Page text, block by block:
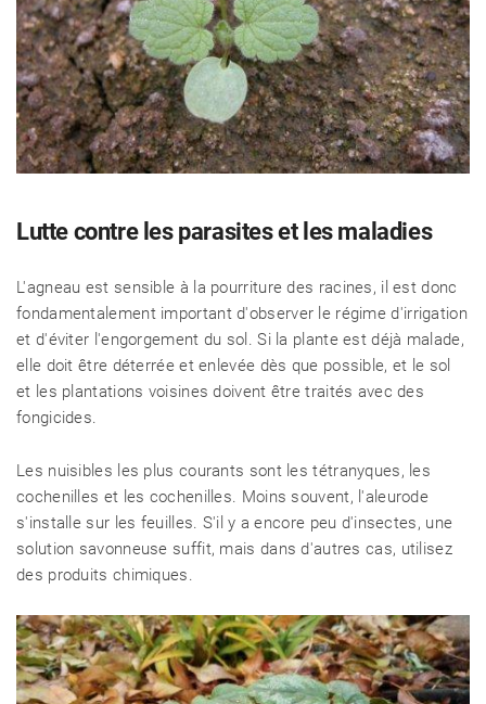
Lutte contre les parasites et les maladies
L'agneau est sensible à la pourriture des racines, il est donc
fondamentalement important d'observer le régime d'irrigation
et d'éviter l'engorgement du sol. Si la plante est déjà malade,
elle doit être déterrée et enlevée dès que possible, et le sol
et les plantations voisines doivent être traités avec des
fongicides.
Les nuisibles les plus courants sont les tétranyques, les
cochenilles et les cochenilles. Moins souvent, l'aleurode
s'installe sur les feuilles. S'il y a encore peu d'insectes, une
solution savonneuse suffit, mais dans d'autres cas, utilisez
des produits chimiques.